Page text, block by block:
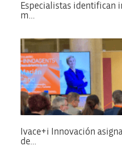
Especialistas identifican
m...
Ivace+i Innovación
de...